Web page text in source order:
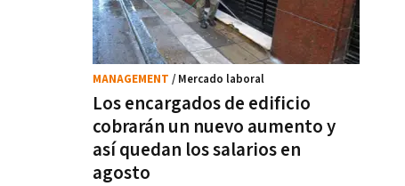
Los encargados de edificio
cobrarán un nuevo aumento y
así quedan los salarios en
agosto
MANAGEMENT / Mercado laboral